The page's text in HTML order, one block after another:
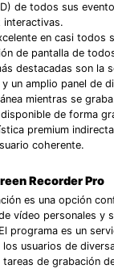
de todos sus
interactivas.
en casi todos
de pantalla de
destacadas son la
un amplio panel de
mientras se
de forma
premium
coherente.
Recorder Pro
es una opción
vídeo personales y
programa es un
usuarios de
de grabación